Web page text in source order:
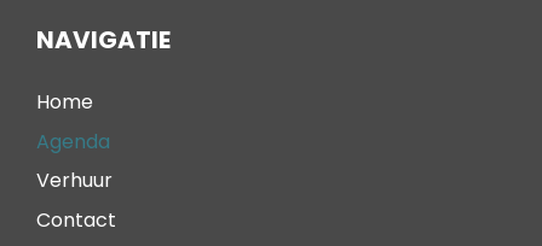
NAVIGATIE
Home
Agenda
Verhuur
Contact